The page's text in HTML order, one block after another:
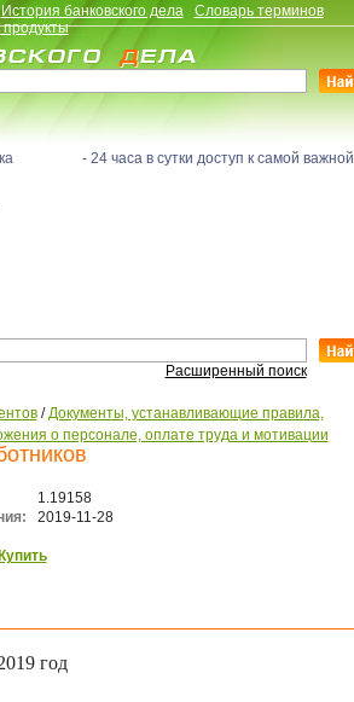
История банковского дела
Словарь терминов
- 24 часа в сутки доступ к самой важной
Расширенный поиск
/Документы, устанавливающие правила,
о персонале, оплате труда и мотивации
1.19158
2019-11-28
Купить
год